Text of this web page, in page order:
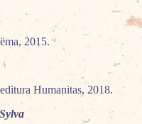
2015.
Humanitas, 2018.